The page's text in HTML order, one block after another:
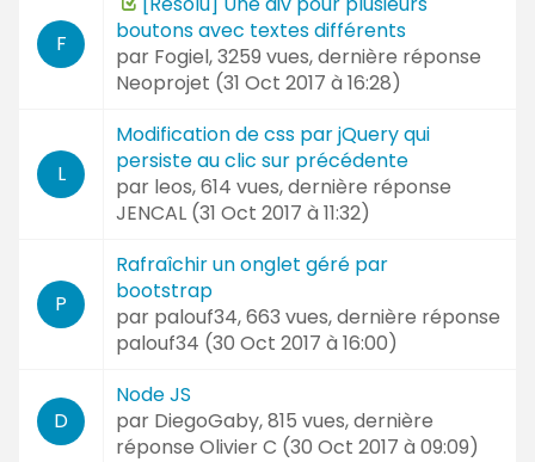
F
boutons avec textes différents
par Fogiel, 3259 vues, dernière réponse
Neoprojet (31 Oct 2017 à 16:28)
L
Modification de css par jQuery qui
persiste au clic sur précédente
par leos, 614 vues, dernière réponse
JENCAL (31 Oct 2017 à 11:32)
P
Rafraîchir un onglet géré par
bootstrap
par palouf34, 663 vues, dernière réponse
palouf34 (30 Oct 2017 à 16:00)
D
Node JS
par DiegoGaby, 815 vues, dernière
réponse Olivier C (30 Oct 2017 à 09:09)